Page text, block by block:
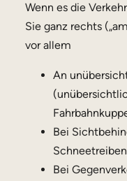
Wenn es die
Sie ganz rechts
vor allem
An
Bei
Bei